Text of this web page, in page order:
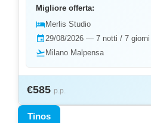
La vivace Laganas contrasta
completano l'offerta di attività.
last minute per una vacanza
divertimento. L'isola ospita il Centro di Protezione delle
esplorare il Parco Nazionale Marino . I villaggi dell'entroterra
mantengono vive le tradizioni agricole. Il
espone rare icone antiche. L'arte
scopre nei frantoi storici. Scegliendo Yalla Yalla potrai
Migliore offerta:
hotelMerlis Studio
event29/08/2026 — 7 notti / 7 giorni
flight_takeoff Milano Malpensa
€585 p.p.
Tinos